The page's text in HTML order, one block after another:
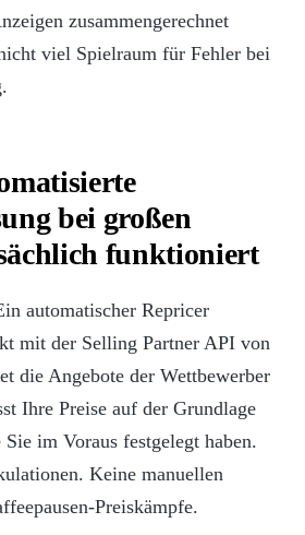
zusammengerechnet
viel Spielraum für Fehler bei
bei großen
funktioniert
automatischer Repricer
mit der Selling Partner API von
die Angebote der Wettbewerber
Ihre Preise auf der Grundlage
im Voraus festgelegt haben.
Keine manuellen
Preiskämpfe.